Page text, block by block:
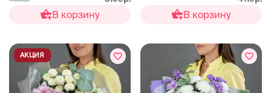
В корзину В корзину
АКЦИЯ